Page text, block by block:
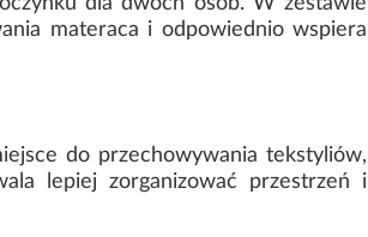
materaca i odpowiednio wspiera
do przechowywania tekstyliów,
lepiej zorganizować przestrzeń i